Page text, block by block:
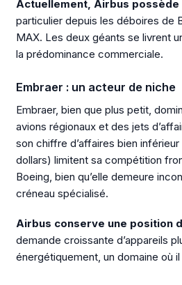
Actuellement, Airbus possède
particulier depuis les déboires de
MAX. Les deux géants se livrent
la prédominance commerciale.
Embraer : un acteur de niche
Embraer, bien que plus petit,
avions régionaux et des jets
son chiffre d’affaires bien
dollars) limitent sa compétition
Boeing, bien qu’elle demeure
créneau spécialisé.
Airbus conserve une position
demande croissante d’appareils
énergétiquement, un domaine où